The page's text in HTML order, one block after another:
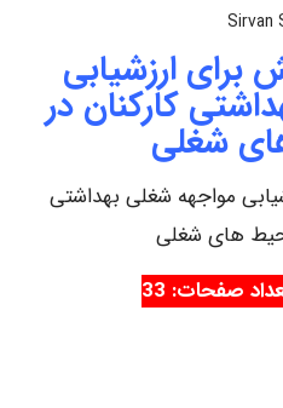
Sirvan
برای ارزشیابی
کارکنان در
شغلی
مواجهه شغلی بهداشتی
های شغلی
صفحات: 33